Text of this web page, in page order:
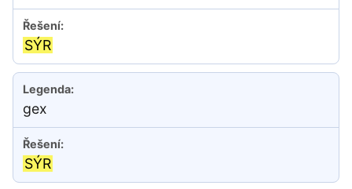
SÝR
gex
SÝR